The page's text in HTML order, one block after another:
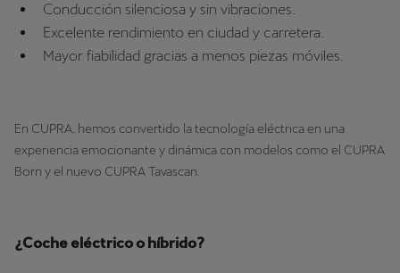
Conducción silenciosa y sin vibraciones.
Excelente rendimiento en ciudad y carretera.
Mayor fiabilidad gracias a menos piezas móviles.
En CUPRA, hemos convertido la tecnología eléctrica en una
experiencia emocionante y dinámica con modelos como el CUPRA
Born y el nuevo CUPRA Tavascan.
¿Coche eléctrico o híbrido?